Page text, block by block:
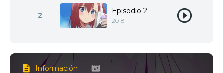
2 Episodio 2
2018
Información